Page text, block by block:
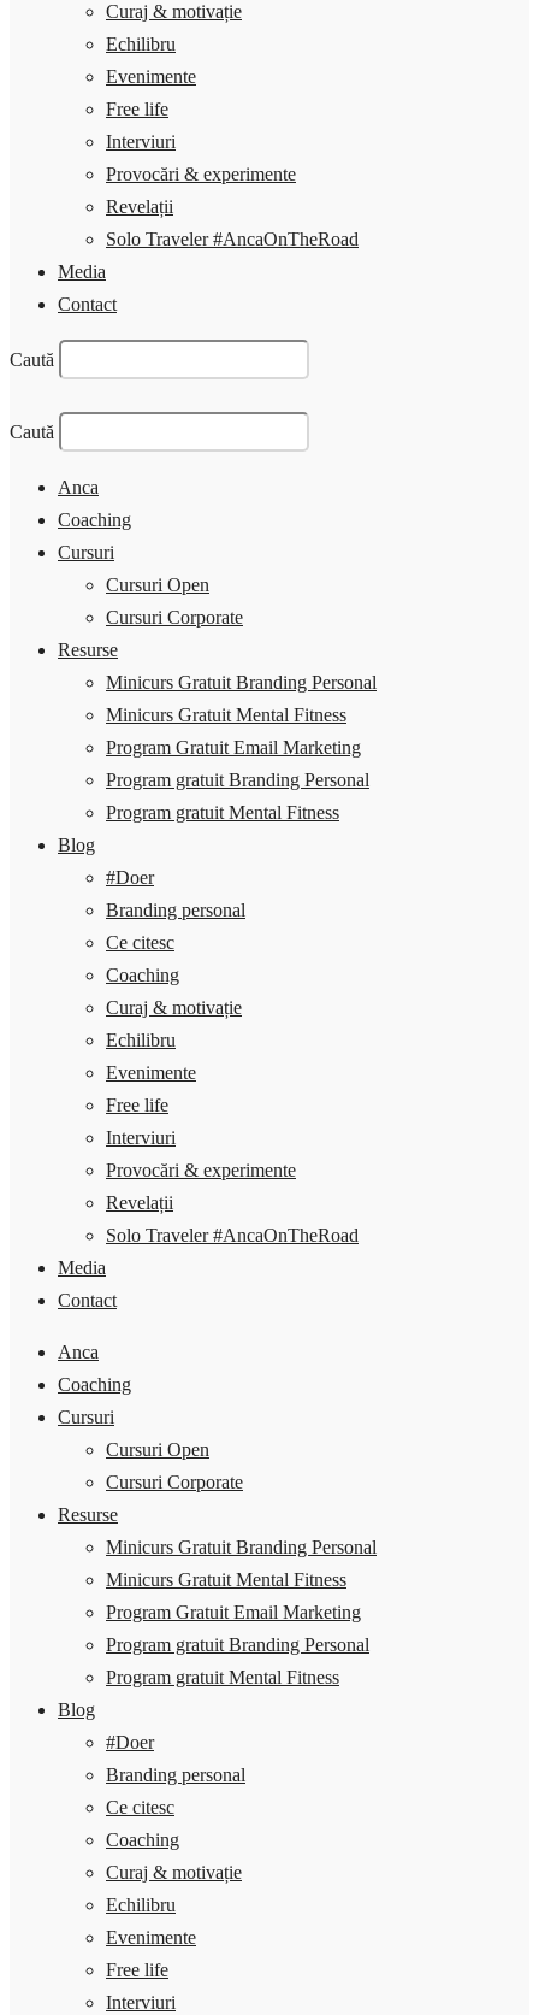
Curaj & motivație
Echilibru
Evenimente
Free life
Interviuri
Provocări & experimente
Revelații
Solo Traveler #AncaOnTheRoad
Media
Contact
Caută
Caută
Anca
Coaching
Cursuri
Cursuri Open
Cursuri Corporate
Resurse
Minicurs Gratuit Branding Personal
Minicurs Gratuit Mental Fitness
Program Gratuit Email Marketing
Program gratuit Branding Personal
Program gratuit Mental Fitness
Blog
#Doer
Branding personal
Ce citesc
Coaching
Curaj & motivație
Echilibru
Evenimente
Free life
Interviuri
Provocări & experimente
Revelații
Solo Traveler #AncaOnTheRoad
Media
Contact
Anca
Coaching
Cursuri
Cursuri Open
Cursuri Corporate
Resurse
Minicurs Gratuit Branding Personal
Minicurs Gratuit Mental Fitness
Program Gratuit Email Marketing
Program gratuit Branding Personal
Program gratuit Mental Fitness
Blog
#Doer
Branding personal
Ce citesc
Coaching
Curaj & motivație
Echilibru
Evenimente
Free life
Interviuri